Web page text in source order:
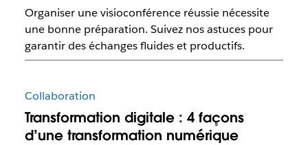
Organiser une visioconférence réussie nécessite
une bonne préparation. Suivez nos astuces pour
garantir des échanges fluides et productifs.
Collaboration
Transformation digitale : 4 façons
d’une transformation numérique